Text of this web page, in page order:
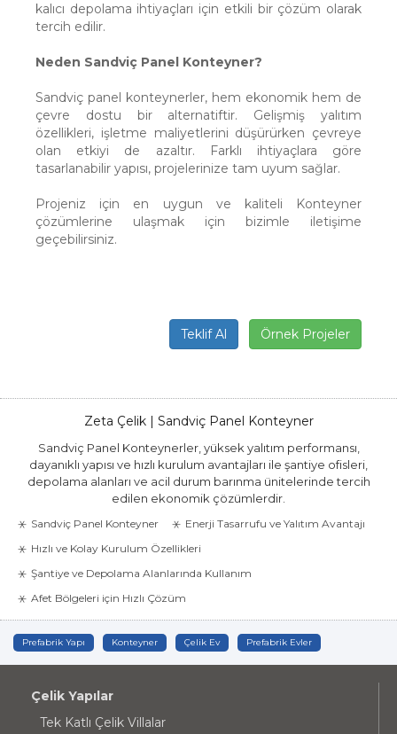
kalıcı depolama ihtiyaçları için etkili bir çözüm olarak
tercih edilir.
Neden Sandviç Panel Konteyner?
Sandviç panel konteynerler, hem ekonomik hem de
çevre dostu bir alternatiftir. Gelişmiş yalıtım
özellikleri, işletme maliyetlerini düşürürken çevreye
olan etkiyi de azaltır. Farklı ihtiyaçlara göre
tasarlanabilir yapısı, projelerinize tam uyum sağlar.
Projeniz için en uygun ve kaliteli Konteyner
çözümlerine ulaşmak için bizimle iletişime
geçebilirsiniz.
Teklif Al Örnek Projeler
Zeta Çelik | Sandviç Panel Konteyner
Sandviç Panel Konteynerler, yüksek yalıtım performansı,
dayanıklı yapısı ve hızlı kurulum avantajları ile şantiye ofisleri,
depolama alanları ve acil durum barınma ünitelerinde tercih
edilen ekonomik çözümlerdir.
Sandviç Panel Konteyner
Enerji Tasarrufu ve Yalıtım Avantajı
Hızlı ve Kolay Kurulum Özellikleri
Şantiye ve Depolama Alanlarında Kullanım
Afet Bölgeleri için Hızlı Çözüm
Prefabrik Yapı Konteyner Çelik Ev Prefabrik Evler
Çelik Yapılar
Tek Katlı Çelik Villalar